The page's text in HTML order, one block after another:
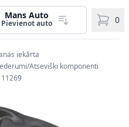
Mans Auto
Pievienot auto 0
iekārta
Atsevišķi komponenti